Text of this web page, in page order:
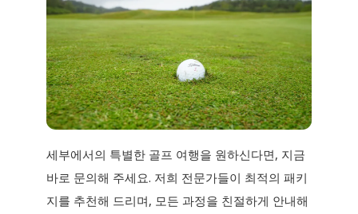
세부에서의 특별한 골프 여행을 원하신다면, 지금
바로 문의해 주세요. 저희 전문가들이 최적의 패키
지를 추천해 드리며, 모든 과정을 친절하게 안내해